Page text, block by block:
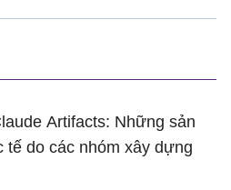
Artifacts: Những sản
tế do các nhóm xây dựng